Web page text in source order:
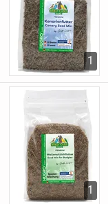
1
1